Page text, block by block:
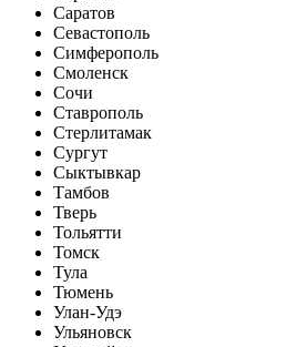
Саратов
Севастополь
Симферополь
Смоленск
Сочи
Ставрополь
Стерлитамак
Сургут
Сыктывкар
Тамбов
Тверь
Тольятти
Томск
Тула
Тюмень
Улан-Удэ
Ульяновск